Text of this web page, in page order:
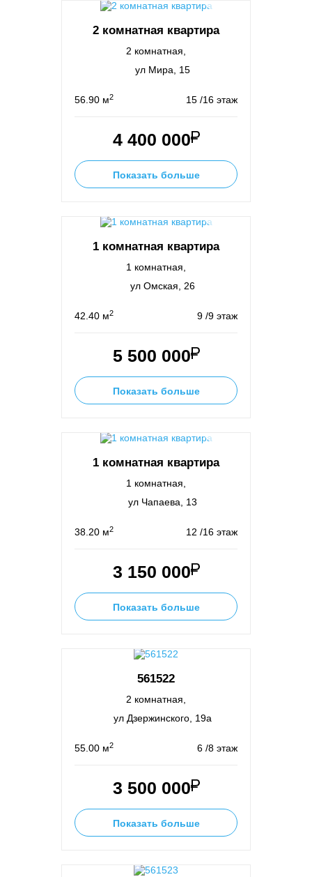
2 комнатная квартира
2 комнатная,
ул Мира, 15
56.90 м2 15 /16 этаж
4 400 000
Показать больше
1 комнатная квартира
1 комнатная,
ул Омская, 26
42.40 м2 9 /9 этаж
5 500 000
Показать больше
1 комнатная квартира
1 комнатная,
ул Чапаева, 13
38.20 м2 12 /16 этаж
3 150 000
Показать больше
561522
2 комнатная,
ул Дзержинского, 19а
55.00 м2 6 /8 этаж
3 500 000
Показать больше